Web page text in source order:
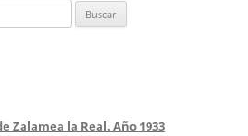
Zalamea la Real. Año 1933